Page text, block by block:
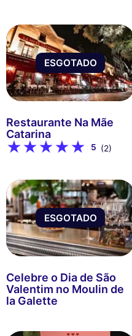
ESGOTADO
Restaurante Na Mãe
Catarina
5 (2)
ESGOTADO
Celebre o Dia de São
Valentim no Moulin de
la Galette